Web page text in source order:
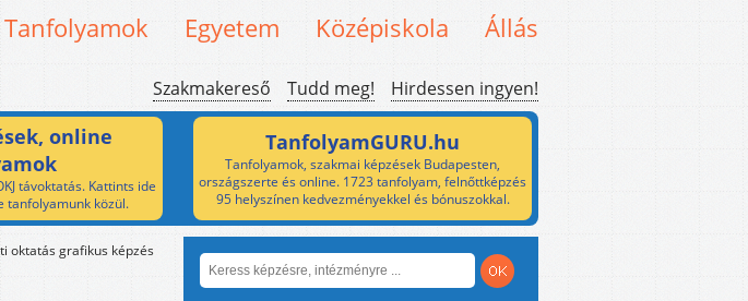
Tanfolyamok Egyetem Középiskola Állás
Szakmakereső Tudd meg! Hirdessen ingyen!
online
távoktatás. Kattints ide
tanfolyamunk közül.
TanfolyamGURU.hu
Tanfolyamok, szakmai képzések Budapesten,
országszerte és online. 1723 tanfolyam, felnőttképzés
95 helyszínen kedvezményekkel és bónuszokkal.
oktatás grafikus képzés